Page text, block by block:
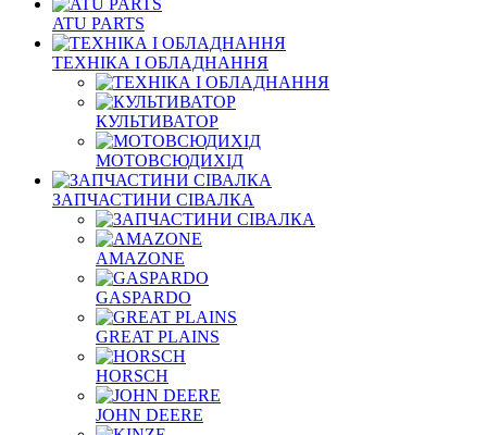
ATU PARTS
ТЕХНІКА І ОБЛАДНАННЯ
КУЛЬТИВАТОР
МОТОВСЮДИХІД
ЗАПЧАСТИНИ СІВАЛКА
AMAZONE
GASPARDO
GREAT PLAINS
HORSCH
JOHN DEERE